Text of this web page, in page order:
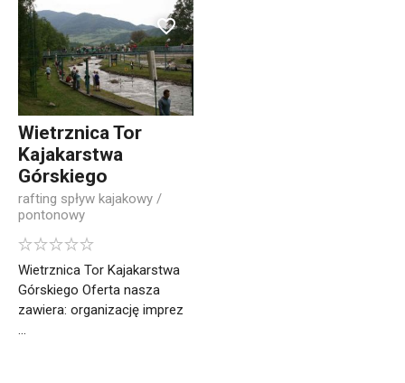
Wietrznica Tor
Kajakarstwa
Górskiego
rafting spływ kajakowy /
pontonowy
Wietrznica Tor Kajakarstwa
Górskiego Oferta nasza
zawiera: organizację imprez
...